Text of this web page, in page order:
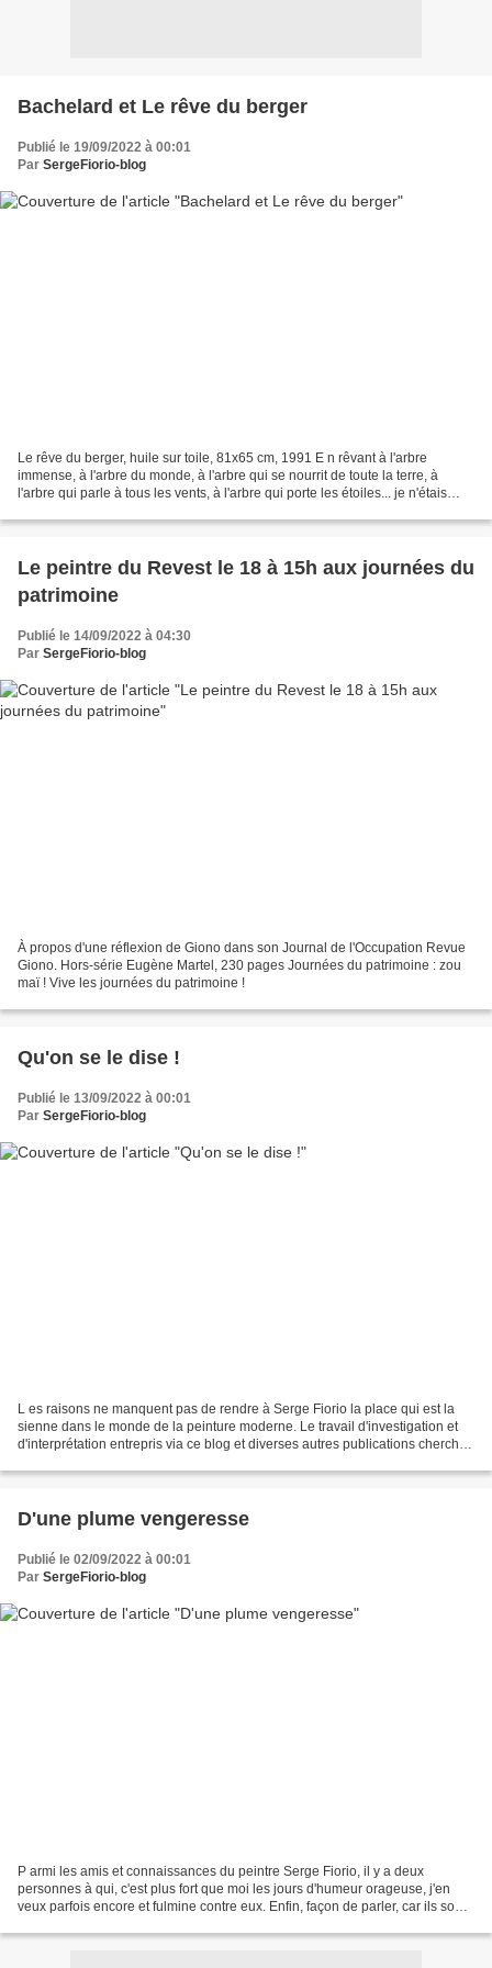
Bachelard et Le rêve du berger
Publié le 19/09/2022 à 00:01
Par SergeFiorio-blog
Le rêve du berger, huile sur toile, 81x65 cm, 1991 E n rêvant à l'arbre
immense, à l'arbre du monde, à l'arbre qui se nourrit de toute la terre, à
l'arbre qui parle à tous les vents, à l'arbre qui porte les étoiles... je n'étais
Le peintre du Revest le 18 à 15h aux journées du
patrimoine
Publié le 14/09/2022 à 04:30
Par SergeFiorio-blog
À propos d'une réflexion de Giono dans son Journal de l'Occupation Revue
Giono. Hors-série Eugène Martel, 230 pages Journées du patrimoine : zou
maï ! Vive les journées du patrimoine !
Qu'on se le dise !
Publié le 13/09/2022 à 00:01
Par SergeFiorio-blog
L es raisons ne manquent pas de rendre à Serge Fiorio la place qui est la
sienne dans le monde de la peinture moderne. Le travail d'investigation et
d'interprétation entrepris via ce blog et diverses autres publications cherche
D'une plume vengeresse
Publié le 02/09/2022 à 00:01
Par SergeFiorio-blog
P armi les amis et connaissances du peintre Serge Fiorio, il y a deux
personnes à qui, c'est plus fort que moi les jours d'humeur orageuse, j'en
veux parfois encore et fulmine contre eux. Enfin, façon de parler, car ils sont